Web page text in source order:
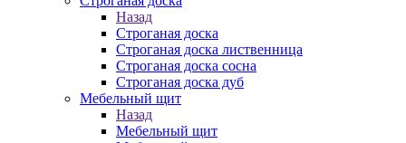
Назад
Строганая доска
Строганая доска лиственница
Строганая доска сосна
Строганая доска дуб
Мебельный щит
Назад
Мебельный щит